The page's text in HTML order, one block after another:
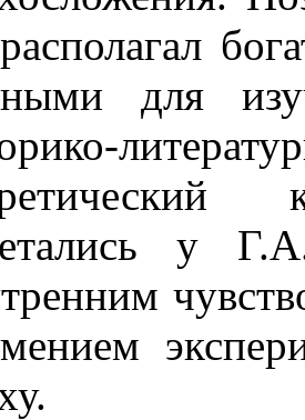
для
у